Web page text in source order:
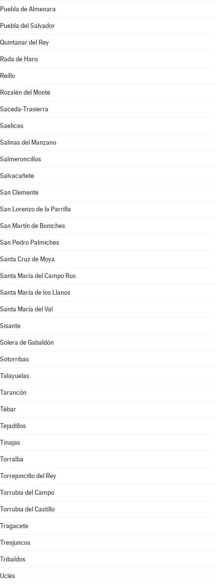
Puebla de Almenara
Puebla del Salvador
Quintanar del Rey
Rada de Haro
Reíllo
Rozalén del Monte
Saceda-Trasierra
Saelices
Salinas del Manzano
Salmeroncillos
Salvacañete
San Clemente
San Lorenzo de la Parrilla
San Martín de Boniches
San Pedro Palmiches
Santa Cruz de Moya
Santa María del Campo Rus
Santa María de los Llanos
Santa María del Val
Sisante
Solera de Gabaldón
Sotorribas
Talayuelas
Tarancón
Tébar
Tejadillos
Tinajas
Torralba
Torrejoncillo del Rey
Torrubia del Campo
Torrubia del Castillo
Tragacete
Tresjuncos
Tribaldos
Uclés